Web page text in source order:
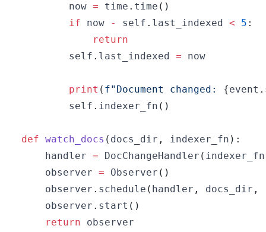
        now
= time . time ( )
if now - self . last_indexed < 5 :
return
        self
. last_indexed =
print ( f"Document changed: {event .
        self
. indexer_fn ( )
def watch_docs ( docs_dir , indexer_fn ) :
    handler
= DocChangeHandler ( indexer_fn
    observer
= Observer ( )
    observer
. schedule ( handler , docs_dir ,
    observer
. start ( )
return